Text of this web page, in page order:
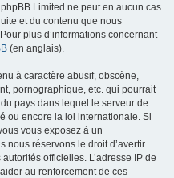
Limited ne peut en aucun cas
et du contenu que nous
plus d’informations concernant
(en anglais).
à caractère abusif, obscène,
pornographique, etc. qui pourrait
pays dans lequel le serveur de
ou encore la loi internationale. Si
vous exposez à un
nous réservons le droit d’avertir
officielles. L’adresse IP de
au renforcement de ces